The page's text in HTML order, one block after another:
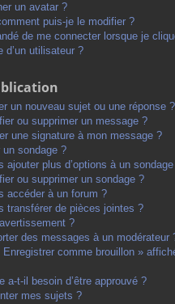
un avatar ?
puis-je le modifier ?
de me connecter lorsque je
d’un utilisateur ?
un nouveau sujet ou une réponse ?
ou supprimer un message ?
une signature à mon message ?
sondage ?
ajouter plus d’options à un
ou supprimer un sondage ?
accéder à un forum ?
transférer de pièces jointes ?
?
des messages à un modérateur
comme brouillon »
a-t-il besoin d’être approuvé ?
mes sujets ?